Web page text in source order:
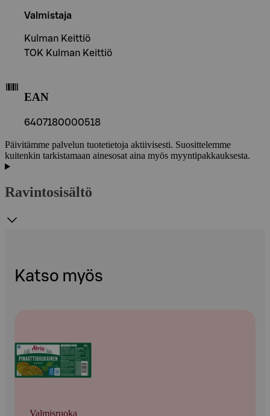
Valmistaja
Kulman Keittiö
TOK Kulman Keittiö
EAN
6407180000518
Päivitämme palvelun tuotetietoja aktiivisesti. Suosittelemme
kuitenkin tarkistamaan ainesosat aina myös myyntipakkauksesta.
Ravintosisältö
Katso myös
Valmisruoka